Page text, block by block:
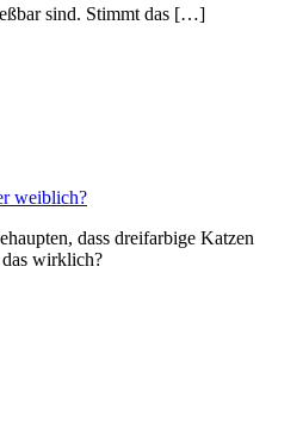
sind. Stimmt das […]
weiblich?
dass dreifarbige Katzen
wirklich?